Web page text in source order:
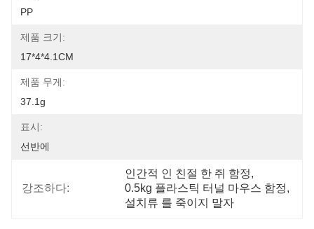
PP
제품 크기:
17*4*4.1CM
제품 무게:
37.1g
표시:
선반에
강조하다:
인간적 인 친절 한 쥐 함정,
0.5kg 플라스틱 터널 마우스 함정
설치류 를 죽이지 말자